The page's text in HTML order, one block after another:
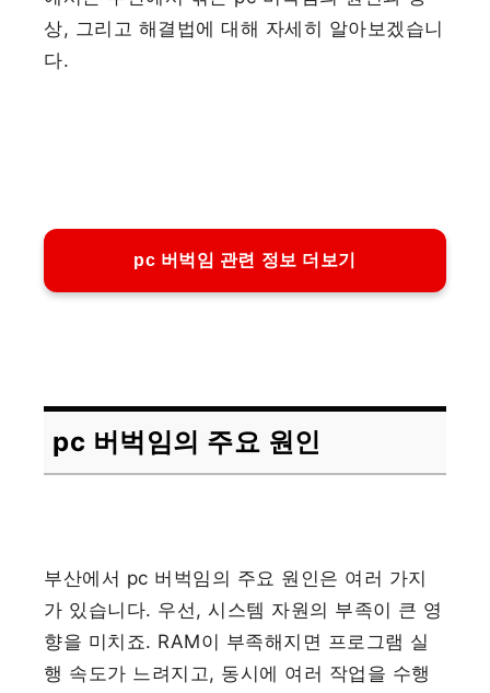
상, 그리고 해결법에 대해 자세히 알아보겠습니
다.
pc 버벅임 관련 정보 더보기
pc 버벅임의 주요 원인
부산에서 pc 버벅임의 주요 원인은 여러 가지
가 있습니다. 우선, 시스템 자원의 부족이 큰 영
향을 미치죠. RAM이 부족해지면 프로그램 실
행 속도가 느려지고, 동시에 여러 작업을 수행